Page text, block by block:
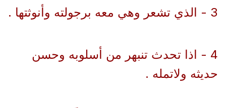
3 - الذي تشعر وهي معه برجولته وأنوثتها .
4 - اذا تحدث تنبهر من أسلوبه وحسن
حديثه ولاتمله .